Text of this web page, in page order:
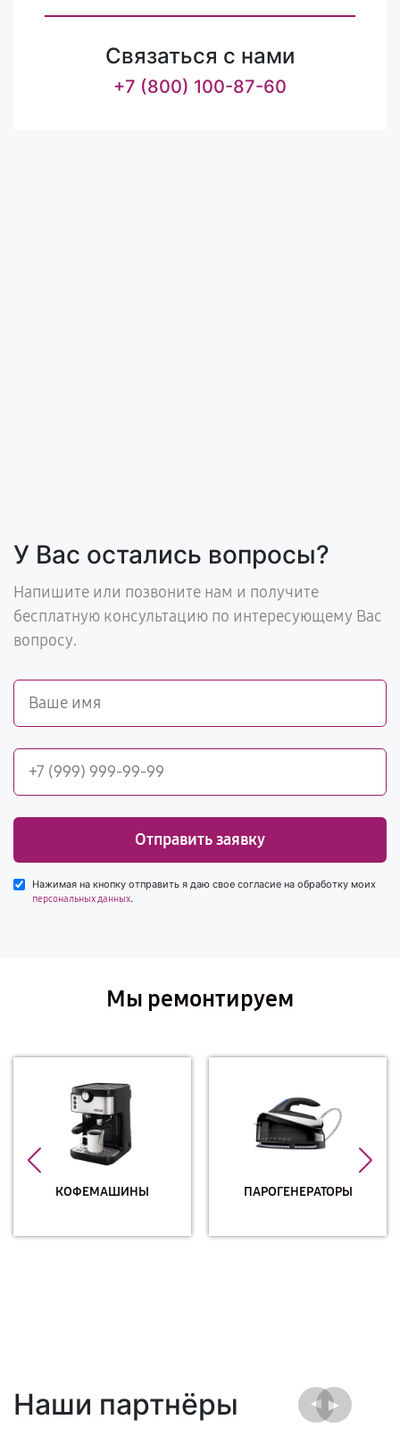
Связаться с нами
+7 (800) 100-87-60
У Вас остались вопросы?
Напишите или позвоните нам и получите
бесплатную консультацию по интересующему Вас
вопросу.
Отправить заявку
Нажимая на кнопку отправить я даю свое согласие на обработку моих
персональных данных.
Мы ремонтируем
КОФЕМАШИНЫ ПАРОГЕНЕРАТОРЫ
Наши партнёры